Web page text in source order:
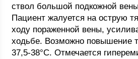
ствол большой подкожной
Пациент жалуется на острую
ходу пораженной вены,
ходьбе. Возможно повышение
37,5-38°С. Отмечается